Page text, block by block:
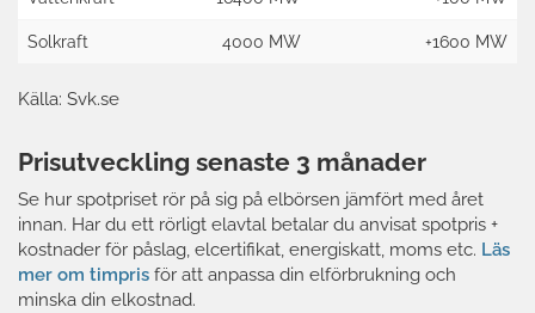
Solkraft 4000 MW +1600 MW
Källa: Svk.se
Prisutveckling senaste 3 månader
Se hur spotpriset rör på sig på elbörsen jämfört med året
innan. Har du ett rörligt elavtal betalar du anvisat spotpris +
kostnader för påslag, elcertifikat, energiskatt, moms etc. Läs
mer om timpris för att anpassa din elförbrukning och
minska din elkostnad.